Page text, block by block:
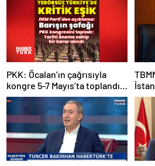
PKK: Öcalan’ın çağrısıyla
kongre 5-7 Mayıs’ta toplandı!
Tarihi bir karar alındı!